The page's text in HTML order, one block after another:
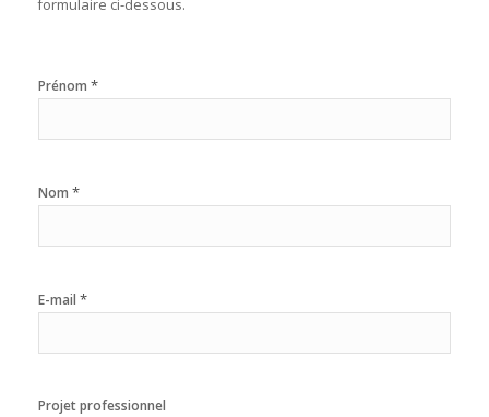
formulaire ci-dessous.
Prénom *
Nom *
E-mail *
Projet professionnel